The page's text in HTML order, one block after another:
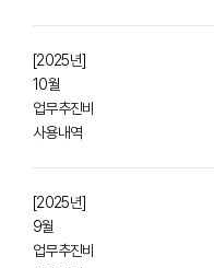
[2025년]
10월
업무추진비
사용내역
[2025년]
9월
업무추진비